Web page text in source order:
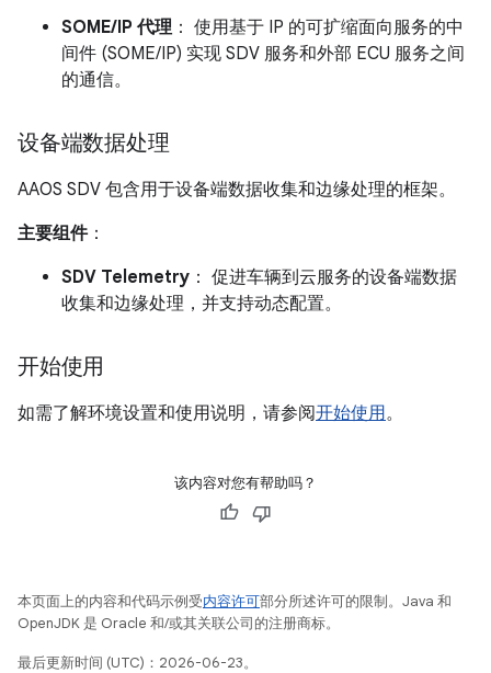
SOME/IP 代理 ： 使用基于 IP 的可扩缩面向服务的中
间件 (SOME/IP) 实现 SDV 服务和外部 ECU 服务之间
的通信。
设备端数据处理
AAOS SDV 包含用于设备端数据收集和边缘处理的框架。
主要组件：
SDV Telemetry ： 促进车辆到云服务的设备端数据
收集和边缘处理，并支持动态配置。
开始使用
如需了解环境设置和使用说明，请参阅开始使用。
该内容对您有帮助吗？
本页面上的内容和代码示例受内容许可部分所述许可的限制。Java 和
OpenJDK 是 Oracle 和/或其关联公司的注册商标。
最后更新时间 (UTC)：2026-06-23。